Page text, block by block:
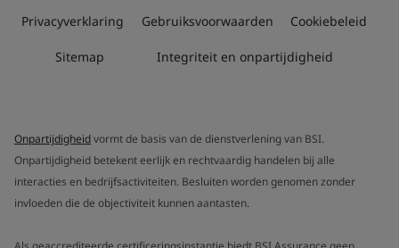
Privacyverklaring Gebruiksvoorwaarden Cookiebeleid
Sitemap Integriteit en onpartijdigheid
Onpartijdigheidvormt de basis van de dienstverlening van BSI.
Onpartijdigheid betekent eerlijk en rechtvaardig handelen bij alle
interacties en bedrijfsactiviteiten. Besluiten worden genomen zonder
invloeden die de objectiviteit kunnen aantasten.